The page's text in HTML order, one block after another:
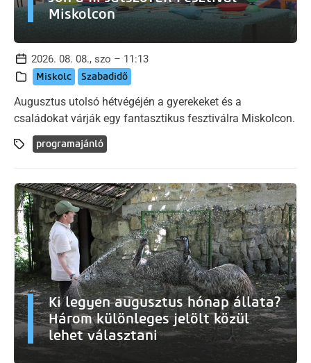
Miskolcon
2026. 08. 08., szo – 11:13
Miskolc Szabadidő
Augusztus utolsó hétvégéjén a gyerekeket és a
családokat várják egy fantasztikus fesztiválra Miskolcon.
programajánló
Ki legyen augusztus hónap állata?
Három különleges jelölt közül
lehet választani